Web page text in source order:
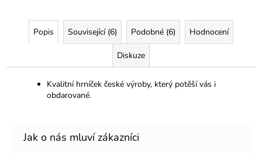
Popis Související (6) Podobné (6) Hodnocení
Diskuze
Kvalitní hrníček české výroby, který potěší vás i
obdarované.